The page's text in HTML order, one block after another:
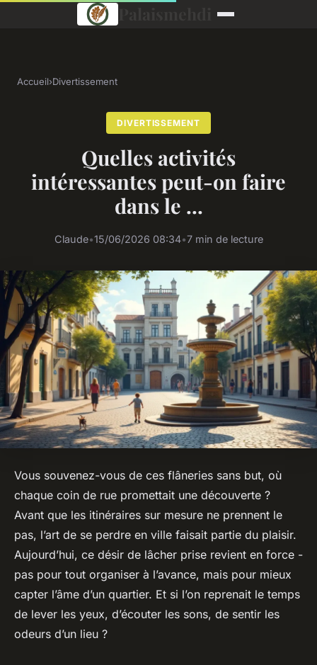
Accueil›Divertissement
DIVERTISSEMENT
Quelles activités
intéressantes peut-on faire
dans le ...
Claude•15/06/2026 08:34•7 min de lecture
Vous souvenez-vous de ces flâneries sans but, où
chaque coin de rue promettait une découverte ?
Avant que les itinéraires sur mesure ne prennent le
pas, l’art de se perdre en ville faisait partie du plaisir.
Aujourd’hui, ce désir de lâcher prise revient en force -
pas pour tout organiser à l’avance, mais pour mieux
capter l’âme d’un quartier. Et si l’on reprenait le temps
de lever les yeux, d’écouter les sons, de sentir les
odeurs d’un lieu ?